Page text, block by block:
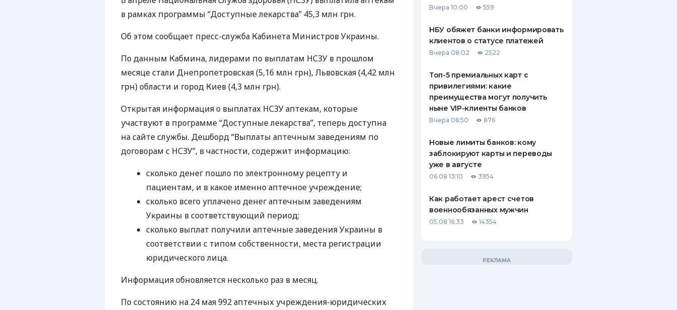
ЕЖЕМЕСЯЧНЫЙ ОБЗОР
БАНКОВСКИМ КАРТАМ
СТРАХОВАНИЮ
ВСЕ СТРАХОВЫЕ ПОЛИСЫ
ОТЗЫВЫ О СТРАХОВЫХ
КОМПАНИЯХ
в рамках программы “Доступные лекарства” 45,3 млн грн.
Об этом сообщает пресс-служба Кабинета Министров Украины.
По данным Кабмина, лидерами по выплатам НСЗУ в прошлом
месяце стали Днепропетровская (5,16 млн грн), Львовская (4,42 млн
грн) области и город Киев (4,3 млн грн).
Открытая информация о выплатах НСЗУаптекам, которые
участвуют в программе “Доступные лекарства”, теперь доступна
на сайте службы. Дешборд “Выплаты аптечным заведениям по
договорам с НСЗУ”, в частности, содержит информацию:
сколько денег пошло по электронному рецепту и
пациентам, и в какое именно аптечное учреждение;
сколько всего уплачено денег аптечным заведениям
Украины в соответствующий период;
сколько выплат получили аптечные заведения Украины в
соответствии с типом собственности, места регистрации
юридического лица.
Информация обновляется несколько раз в месяц.
По состоянию на 24 мая 992 аптечных учреждения-юридических
Вчера 10:00 559
НБУ обяжет банки информировать
клиентов о статусе платежей
Вчера 08:02 2522
Топ-5 премиальных карт с
привилегиями: какие
преимущества могут получить
ныне VIP-клиенты банков
Вчера 06:50 876
Новые лимиты банков: кому
заблокируют карты и переводы
уже в августе
06.08 13:10 3954
Как работает арест счетов
военнообязанных мужчин
05.08 16:33 14354